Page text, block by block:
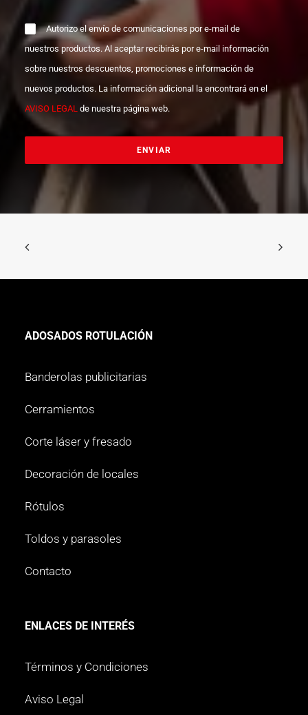
Autorizo el envío de comunicaciones por e-mail de
nuestros productos. Al aceptar recibirás por e-mail información
sobre nuestros descuentos, promociones e información de
nuevos productos. La información adicional la encontrará en el
AVISO LEGAL de nuestra página web.
ADOSADOS ROTULACIÓN
Banderolas publicitarias
Cerramientos
Corte láser y fresado
Decoración de locales
Rótulos
Toldos y parasoles
Contacto
ENLACES DE INTERÉS
Términos y Condiciones
Aviso Legal